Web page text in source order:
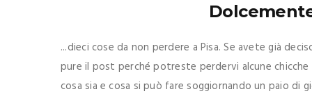
...dieci cose da non perdere a Pisa. Se avete già
pure il post perché potreste perdervi alcune
cosa sia e cosa si può fare soggiornando un paio di